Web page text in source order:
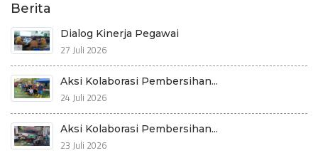
Berita
Dialog Kinerja Pegawai
27 Juli 2026
Aksi Kolaborasi Pembersihan...
24 Juli 2026
Aksi Kolaborasi Pembersihan...
23 Juli 2026